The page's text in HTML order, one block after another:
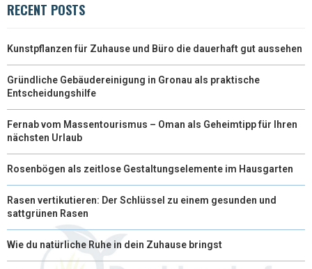
RECENT POSTS
Kunstpflanzen für Zuhause und Büro die dauerhaft gut aussehen
Gründliche Gebäudereinigung in Gronau als praktische
Entscheidungshilfe
Fernab vom Massentourismus – Oman als Geheimtipp für Ihren
nächsten Urlaub
Rosenbögen als zeitlose Gestaltungselemente im Hausgarten
Rasen vertikutieren: Der Schlüssel zu einem gesunden und
sattgrünen Rasen
Wie du natürliche Ruhe in dein Zuhause bringst